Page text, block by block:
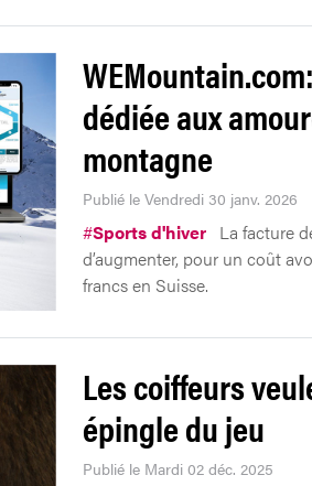
dédiée aux
montagne
Publié le Vendredi 30 janv. 2026
#Sports d'hiver La facture
d’augmenter, pour un coût
francs en Suisse.
Les coiffeurs
épingle du jeu
Publié le Mardi 02 déc. 2025